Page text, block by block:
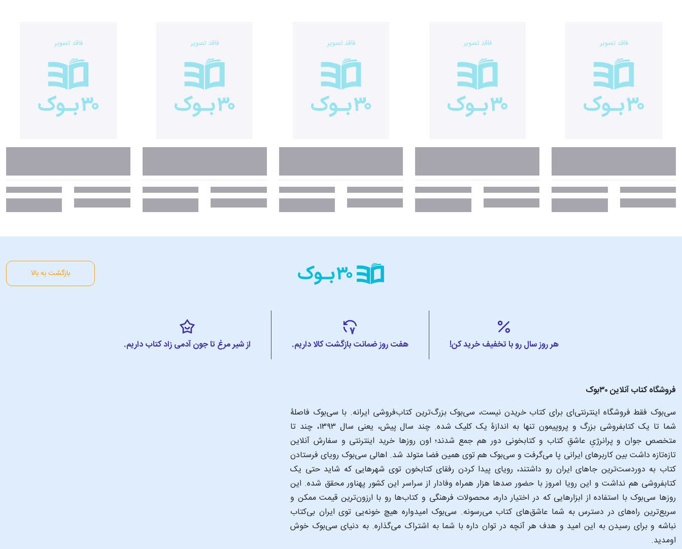
بازگشت به بالا
هر روز سال رو با تخفیف خرید کن! هفت روز ضمانت بازگشت کالا داریم. از شیر مرغ تا جون آدمی زاد کتاب داریم.
فروشگاه کتاب آنلاین ۳۰بوک
سی‌بوک فقط فروشگاه اینترنتی‌ای برای کتاب خریدن نیست، سی‌بوک بزرگ‌ترین کتاب‌فروشی ایرانه. با سی‌بوک فاصلۀ
شما تا یک کتابفروشی بزرگ و پروپیمون تنها به اندازۀ یک کلیک شده. چند سال پیش، یعنی سال ۱۳۹۳، چند تا
متخصص جوان و پرانرژیِ عاشقِ کتاب و کتابخونی دور هم جمع شدند؛ اون‌ روزها خرید اینترنتی و سفارش آنلاین
تازه‌تازه داشت بین کاربرهای ایرانی پا می‌گرفت و سی‌بوک هم توی همین فضا متولد شد. اهالی سی‌بوک رویای فرستادن
کتاب به دوردست‌ترین جاهای ایران رو داشتند، رویای پیدا کردن رفقای کتابخون توی شهرهایی که شاید حتی یک
کتابفروشی هم نداشت و این رویا امروز با حضور صدها هزار همراه وفادار از سراسر این کشور پهناور محقق شده. این
‌روزها سی‌بوک با استفاده از ابزارهایی که در اختیار داره، محصولات فرهنگی و کتاب‌ها رو با ارزون‌ترین قیمت ممکن و
سریع‌ترین راه‌های در دسترس به شما عاشق‌های کتاب می‌رسونه. سی‌بوک امیدواره هیچ خونه‌یی توی ایران بی‌کتاب
نباشه و برای رسیدن به این امید و هدف هر آنچه در توان داره با شما به اشتراک می‌گذاره. به دنیای سی‌بوک خوش
اومدید.